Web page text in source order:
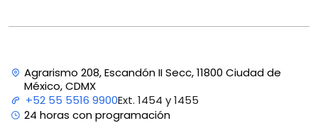
Agrarismo 208, Escandón II Secc, 11800 Ciudad de
México, CDMX
+52 55 5516 9900Ext. 1454 y 1455
24 horas con programación